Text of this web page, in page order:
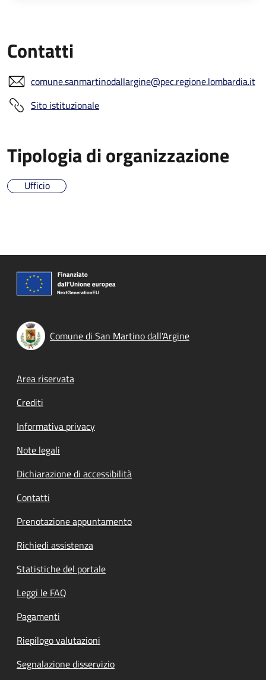
Contatti
comune.sanmartinodallargine@pec.regione.lombardia.it
Sito istituzionale
Tipologia di organizzazione
Ufficio
Comune di San Martino dall'Argine
Footer menu
Area riservata
Crediti
Informativa privacy
Note legali
Dichiarazione di accessibilità
Contatti
Prenotazione appuntamento
Richiedi assistenza
Statistiche del portale
Leggi le FAQ
Pagamenti
Riepilogo valutazioni
Segnalazione disservizio